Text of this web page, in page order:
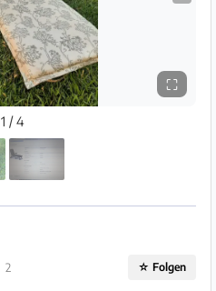
⛶
1 / 4
2 ☆ Folgen